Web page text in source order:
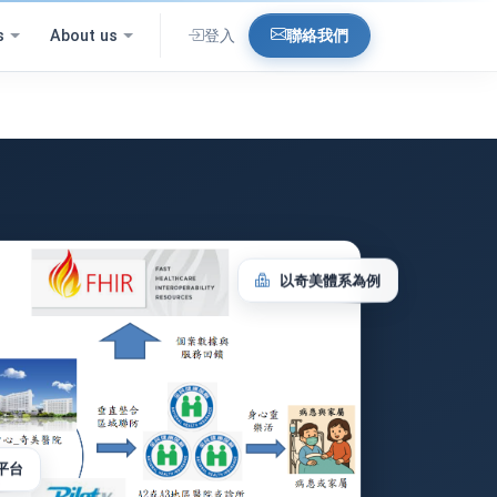
About us 登入 聯絡我們
以奇美體系為例
台